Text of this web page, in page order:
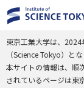
東京工業大学は、
（Science Tokyo）とな
本サイトの情報は、順次
されているページは東